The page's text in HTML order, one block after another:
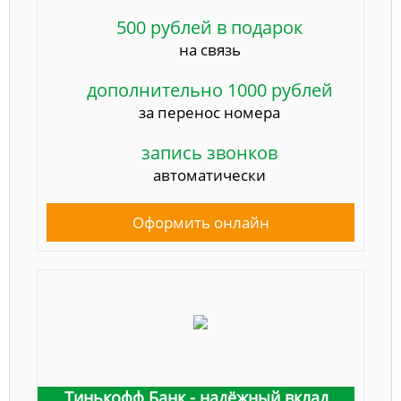
500 рублей в подарок
на связь
дополнительно 1000 рублей
за перенос номера
запись звонков
автоматически
Оформить онлайн